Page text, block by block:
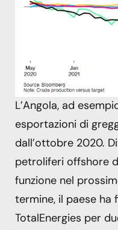
L’Angola, ad
esportazioni di
dall’ottobre 2020.
petroliferi offshore
funzione nel
termine, il paese
TotalEnergies per